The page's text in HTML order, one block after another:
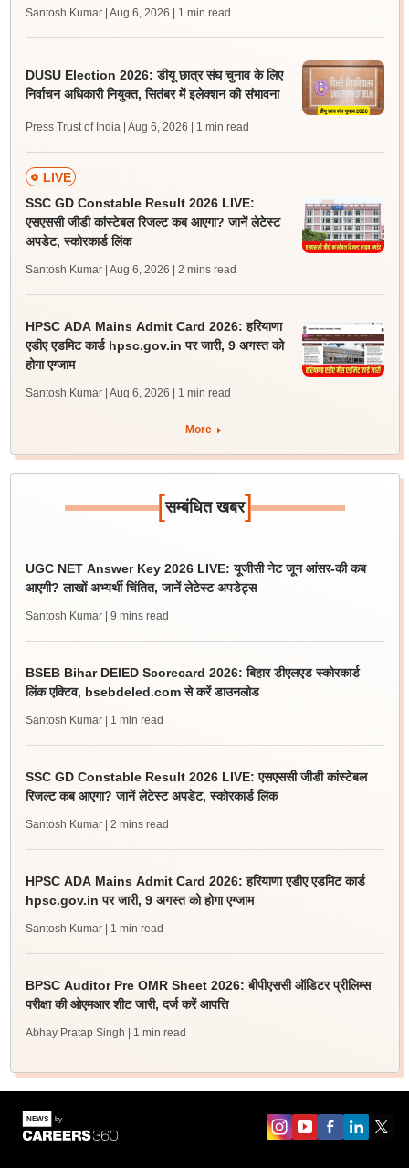
Santosh Kumar | Aug 6, 2026 | 1 min read
DUSU Election 2026: डीयू छात्र संघ चुनाव के लिए
निर्वाचन अधिकारी नियुक्त, सितंबर में इलेक्शन की संभावना
Press Trust of India | Aug 6, 2026 | 1 min read
LIVE
SSC GD Constable Result 2026 LIVE:
एसएससी जीडी कांस्टेबल रिजल्ट कब आएगा? जानें लेटेस्ट
अपडेट, स्कोरकार्ड लिंक
Santosh Kumar | Aug 6, 2026 | 2 mins read
HPSC ADA Mains Admit Card 2026: हरियाणा
एडीए एडमिट कार्ड hpsc.gov.in पर जारी, 9 अगस्त को
होगा एग्जाम
Santosh Kumar | Aug 6, 2026 | 1 min read
More
[सम्बंधित खबर]
UGC NET Answer Key 2026 LIVE: यूजीसी नेट जून आंसर-की कब
आएगी? लाखों अभ्यर्थी चिंतित, जानें लेटेस्ट अपडेट्स
Santosh Kumar | 9 mins read
BSEB Bihar DElED Scorecard 2026: बिहार डीएलएड स्कोरकार्ड
लिंक एक्टिव, bsebdeled.com से करें डाउनलोड
Santosh Kumar | 1 min read
SSC GD Constable Result 2026 LIVE: एसएससी जीडी कांस्टेबल
रिजल्ट कब आएगा? जानें लेटेस्ट अपडेट, स्कोरकार्ड लिंक
Santosh Kumar | 2 mins read
HPSC ADA Mains Admit Card 2026: हरियाणा एडीए एडमिट कार्ड
hpsc.gov.in पर जारी, 9 अगस्त को होगा एग्जाम
Santosh Kumar | 1 min read
BPSC Auditor Pre OMR Sheet 2026: बीपीएससी ऑडिटर प्रीलिम्स
परीक्षा की ओएमआर शीट जारी, दर्ज करें आपत्ति
Abhay Pratap Singh | 1 min read